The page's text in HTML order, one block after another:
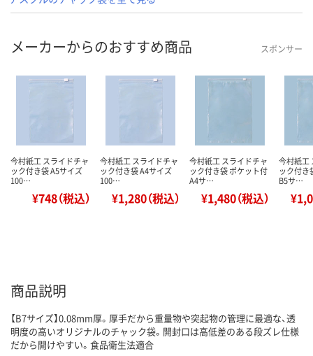
メーカーからのおすすめ商品 スポンサー
今村紙工 スライドチャ
ック付き袋 A5サイズ
100…
¥748（税込）
今村紙工 スライドチャ
ック付き袋 A4サイズ
100…
¥1,280（税込）
今村紙工 スライドチャ
ック付き袋 ポケット付
A4サ…
¥1,480（税込）
今村紙工
ック付き
B5サ…
商品説明
【B7サイズ】0.08mm厚。厚手だから重量物や突起物の管理に最適な、透
明度の高いオリジナルのチャック袋。開封口は高低差のある段ズレ仕様
だから開けやすい。食品衛生法適合